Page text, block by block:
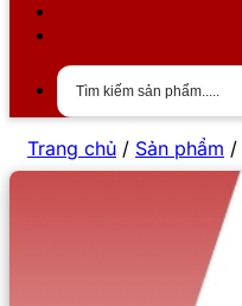
Trang chủ / Sản phẩm /